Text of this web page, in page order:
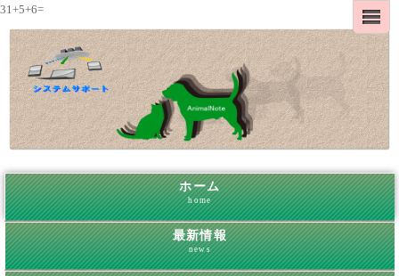
31+5+6=
ホーム
home
最新情報
news